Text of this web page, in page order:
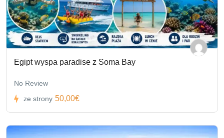
Egipt wyspa paradise z Soma Bay
No Review
ze strony 50,00€